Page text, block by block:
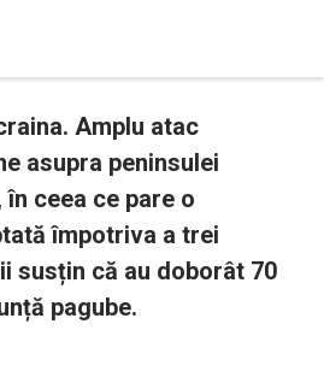
Amplu atac
asupra peninsulei
ceea ce pare o
împotriva a trei
susțin că au doborât 70
pagube.